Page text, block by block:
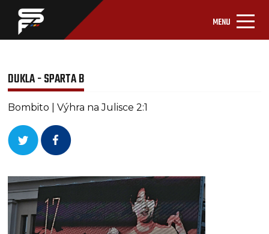
MENU
DUKLA - SPARTA B
Bombito | Výhra na Julisce 2:1